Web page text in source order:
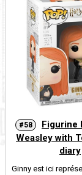
#58
Figurine
Weasley with
diary
Ginny est ici